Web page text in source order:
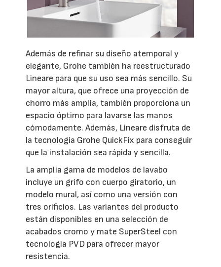
Además de refinar su diseño atemporal y
elegante, Grohe también ha reestructurado
Lineare para que su uso sea más sencillo. Su
mayor altura, que ofrece una proyección de
chorro más amplia, también proporciona un
espacio óptimo para lavarse las manos
cómodamente. Además, Lineare disfruta de
la tecnología Grohe QuickFix para conseguir
que la instalación sea rápida y sencilla.
La amplia gama de modelos de lavabo
incluye un grifo con cuerpo giratorio, un
modelo mural, así como una versión con
tres orificios. Las variantes del producto
están disponibles en una selección de
acabados cromo y mate SuperSteel con
tecnología PVD para ofrecer mayor
resistencia.